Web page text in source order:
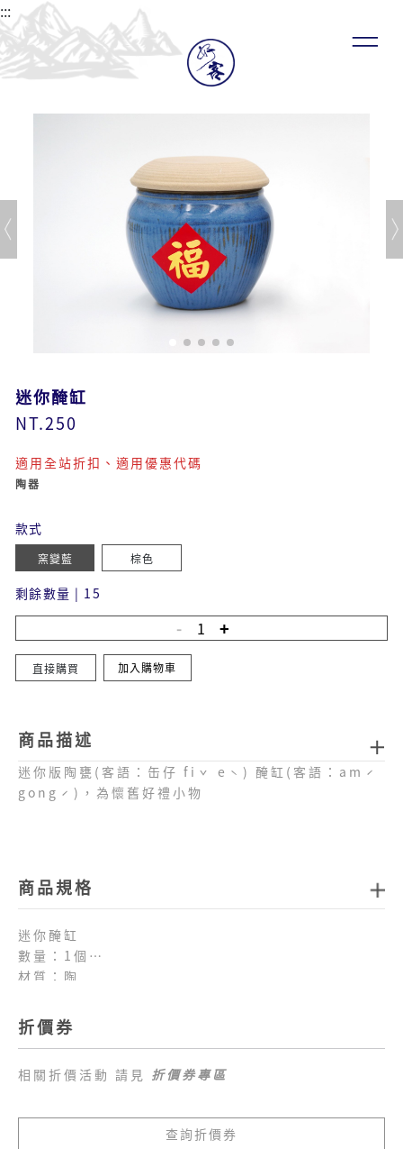
:::
迷你醃缸
NT.250
適用全站折扣、適用優惠代碼
陶器
款式
窯變藍 棕色
剩餘數量 | 15
直接購買 加入購物車
商品描述
迷你版陶甕(客語：缶仔 fiˇ eˋ) 醃缸(客語：amˊ
gongˊ)，為懷舊好禮小物
商品規格
迷你醃缸
數量：1個
材質：陶
產地：台灣
實品尺寸：直徑8.2×高8.2cm
贈品：春聯貼紙-3張
折價券
相關折價活動 請見 折價券專區
查詢折價券